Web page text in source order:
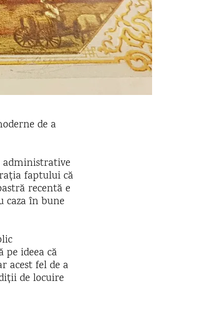
de a
administrative
faptului că
recentă e
caza în bune
ideea că
acest fel de a
de locuire